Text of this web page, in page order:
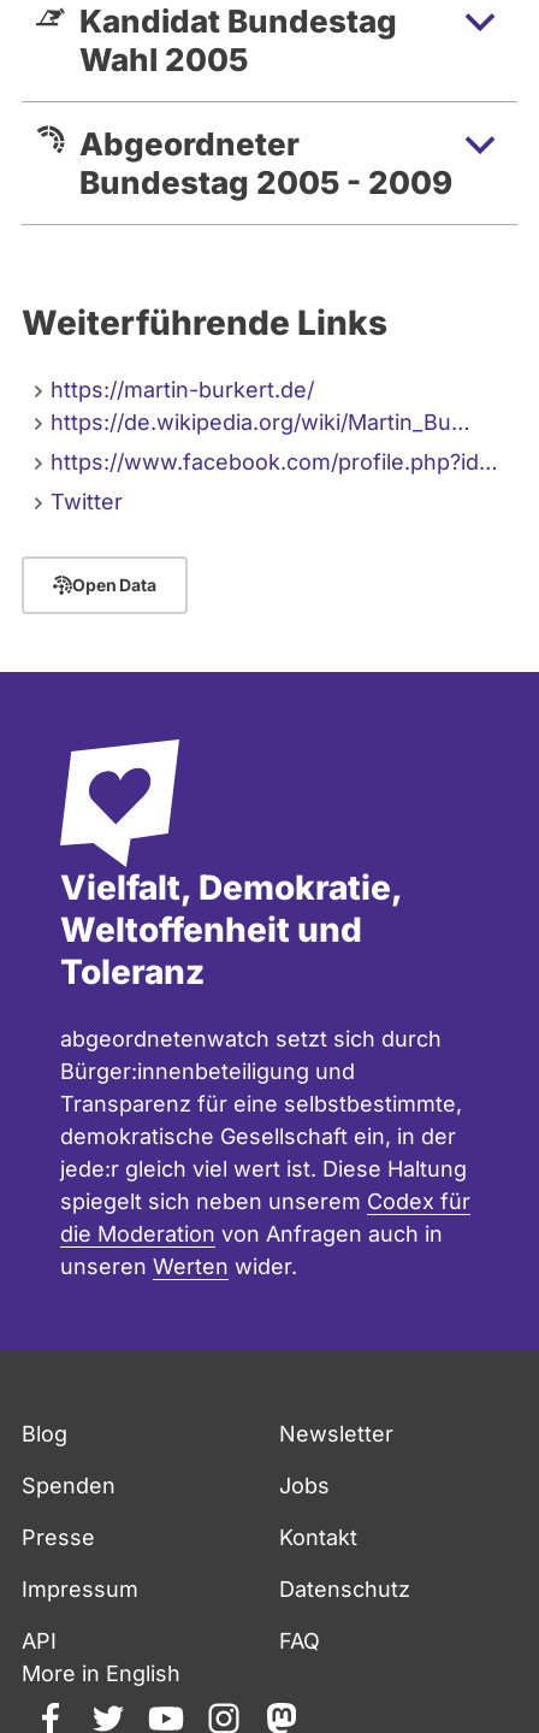
Kandidat Bundestag
Wahl 2005
Abgeordneter
Bundestag 2005 - 2009
Weiterführende Links
https://martin-burkert.de/
https://de.wikipedia.org/wiki/Martin_Bu…
https://www.facebook.com/profile.php?id…
Twitter
Open Data
Vielfalt, Demokratie,
Weltoffenheit und
Toleranz
abgeordnetenwatch setzt sich durch
Bürger:innenbeteiligung und
Transparenz für eine selbstbestimmte,
demokratische Gesellschaft ein, in der
jede:r gleich viel wert ist. Diese Haltung
spiegelt sich neben unserem Codex für
die Moderation von Anfragen auch in
unseren Werten wider.
Blog Newsletter
Spenden Jobs
Presse Kontakt
Impressum Datenschutz
API
FAQ
More in English